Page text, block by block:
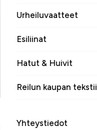
Urheiluvaatteet
Esiliinat
Hatut & Huivit
Reilun kaupan
Yhteystiedot